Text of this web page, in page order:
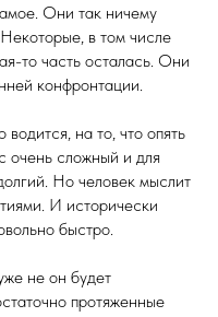
Они так ничему
в том числе
то часть осталась. Они
конфронтации.
на то, что опять
очень сложный и для
Но человек мыслит
И исторически
быстро.
не он будет
протяженные